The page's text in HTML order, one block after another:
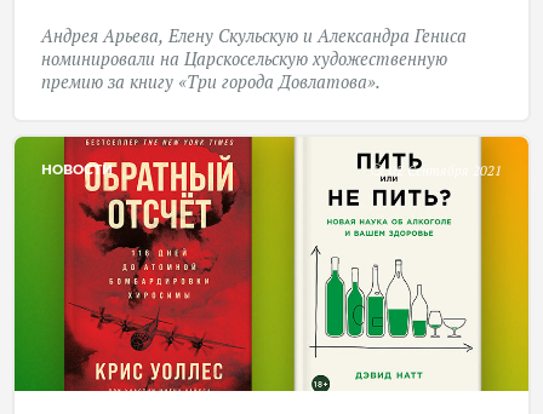
Андрея Арьева, Елену Скульскую и Александра Гениса
номинировали на Царскосельскую художественную
премию за книгу «Три города Довлатова».
НОВОСТИ 02 Сентября 2021